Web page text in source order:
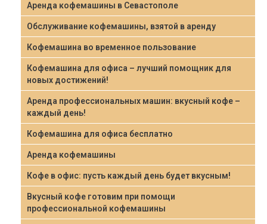
Аренда кофемашины в Севастополе
Обслуживание кофемашины, взятой в аренду
Кофемашина во временное пользование
Кофемашина для офиса – лучший помощник для
новых достижений!
Аренда профессиональных машин: вкусный кофе –
каждый день!
Кофемашина для офиса бесплатно
Аренда кофемашины
Кофе в офис: пусть каждый день будет вкусным!
Вкусный кофе готовим при помощи
профессиональной кофемашины